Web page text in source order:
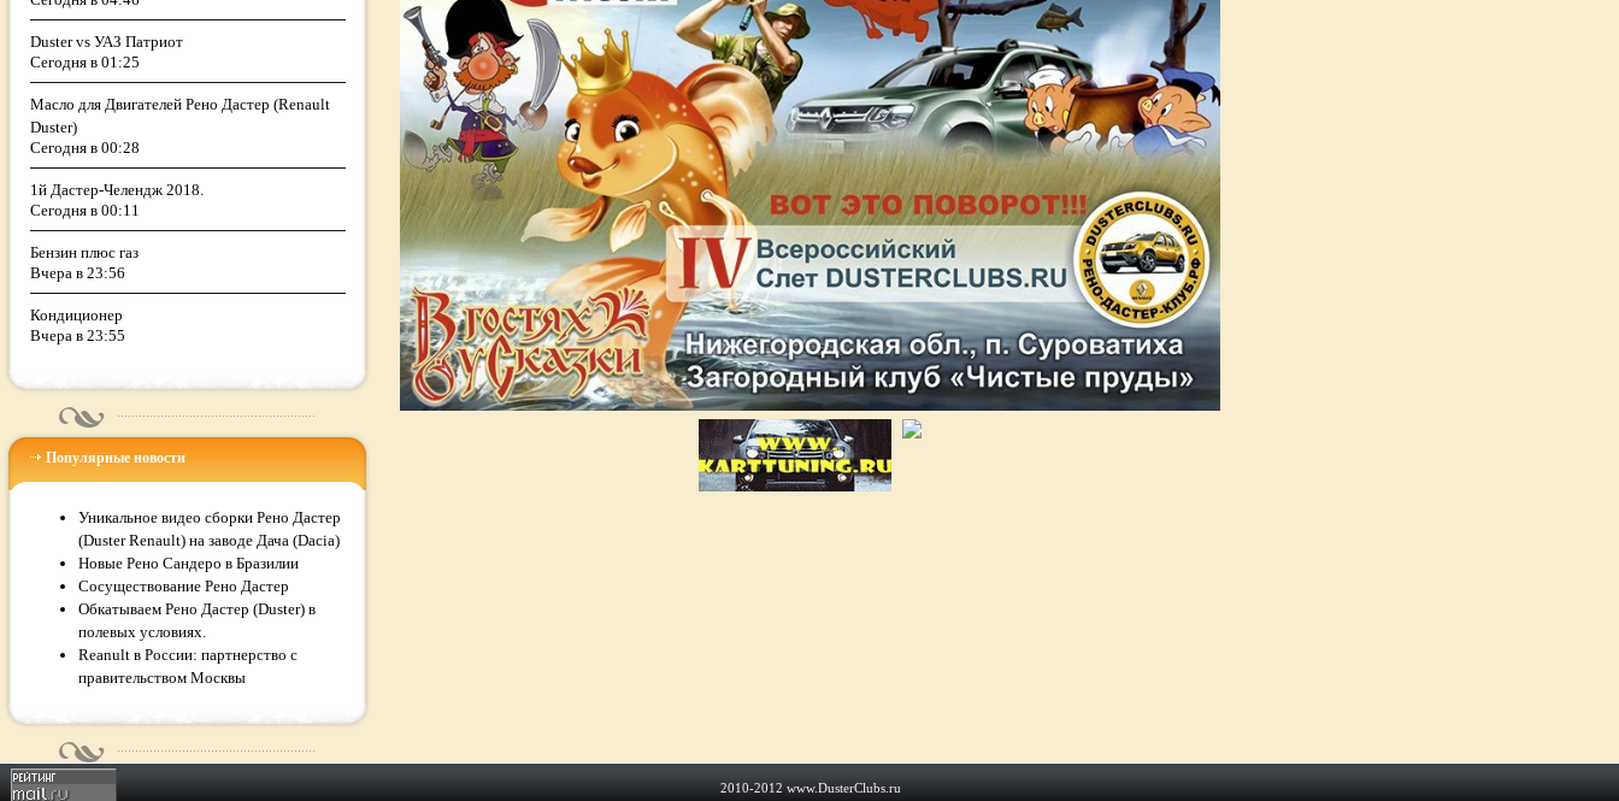
Duster vs УАЗ Патриот
Сегодня в 01:25
Масло для Двигателей Рено Дастер (Renault
Duster)
Сегодня в 00:28
1й Дастер-Челендж 2018.
Сегодня в 00:11
Бензин плюс газ
Вчера в 23:56
Кондиционер
Вчера в 23:55
Популярные новости
Уникальное видео сборки Рено Дастер
(Duster Renault) на заводе Дача (Dacia)
Новые Рено Сандеро в Бразилии
Сосуществование Рено Дастер
Обкатываем Рено Дастер (Duster) в
полевых условиях.
Reanult в России: партнерство с
правительством Москвы
2010-2012 www.DusterClubs.ru